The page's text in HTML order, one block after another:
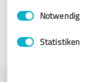
Impressum
Einwilligungsauswahl
Notwendig
Statistiken
Aif All in Finance
02.10.2024 Anonym